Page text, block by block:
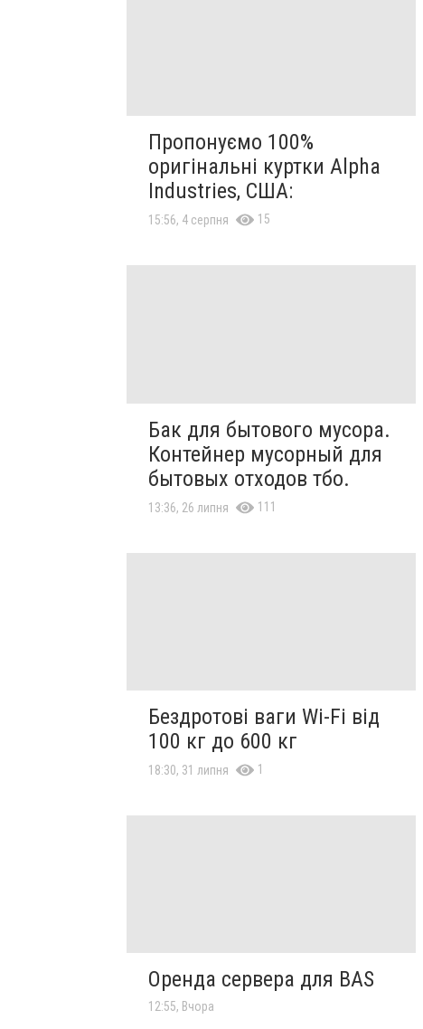
Пропонуємо 100%
оригінальні куртки Alpha
Industries, США:
15:56, 4 серпня 15
Бак для бытового мусора.
Контейнер мусорный для
бытовых отходов тбо.
13:36, 26 липня 111
Бездротові ваги Wi-Fi від
100 кг до 600 кг
18:30, 31 липня 1
Оренда сервера для BAS
12:55, Вчора